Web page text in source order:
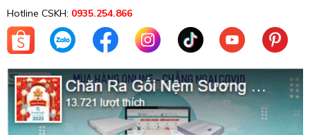
Hotline CSKH: 0935.254.866